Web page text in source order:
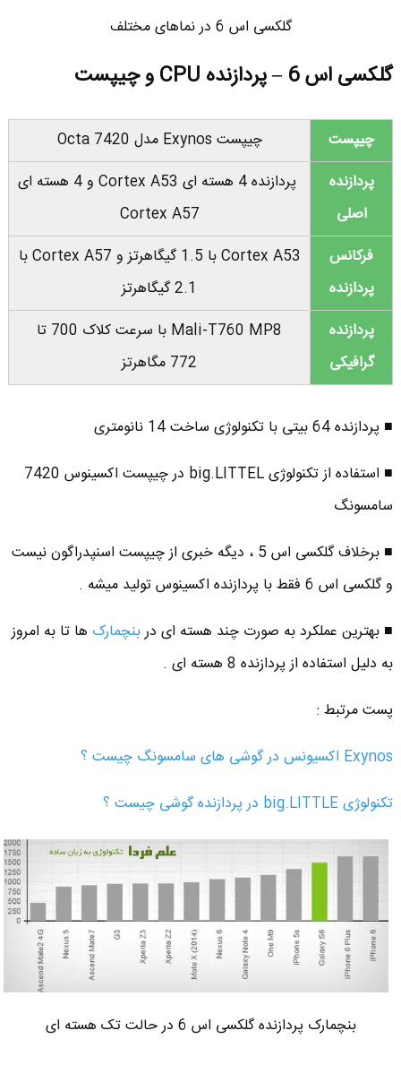
گلکسی اس 6 در نماهای مختلف
گلکسی اس 6 – پردازنده CPU و چیپست
چیپست
چیپست Exynos مدل Octa 7420
پردازنده
اصلی
پردازنده 4 هسته ای Cortex A53 و 4 هسته ای
Cortex A57
فرکانس
پردازنده
Cortex A53 با 1.5 گیگاهرتز و Cortex A57 با
2.1 گیگاهرتز
پردازنده
گرافیکی
Mali-T760 MP8 با سرعت کلاک 700 تا
772 مگاهرتز
■ پردازنده 64 بیتی با تکنولوژی ساخت 14 نانومتری
■ استفاده از تکنولوژی big.LITTEL در چیپست اکسینوس 7420
سامسونگ
■ برخلاف گلکسی اس 5 ، دیگه خبری از چیپست اسنپدراگون نیست
و گلکسی اس 6 فقط با پردازنده اکسینوس تولید میشه .
■ بهترین عملکرد به صورت چند هسته ای دربنچمارک ها تا به امروز
به دلیل استفاده از پردازنده 8 هسته ای .
پست مرتبط :
Exynos اکسیونس در گوشی های سامسونگ چیست ؟
تکنولوژی big.LITTLE در پردازنده گوشی چیست ؟
بنچمارک پردازنده گلکسی اس 6 در حالت تک هسته ای